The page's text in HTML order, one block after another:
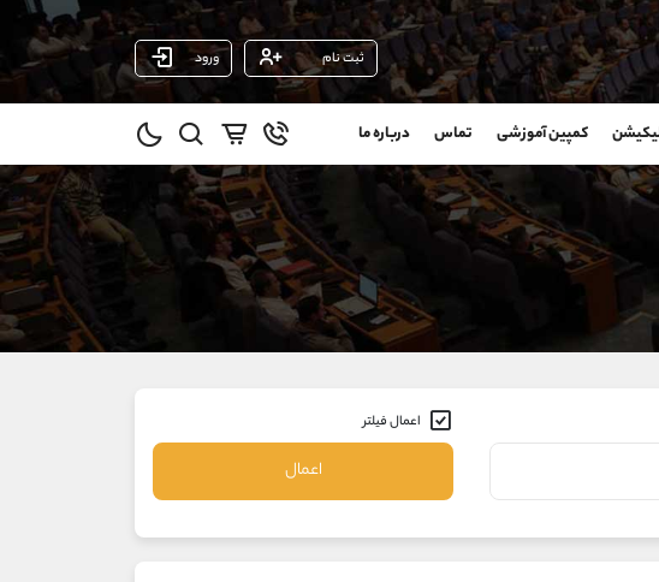
ثبت نام ورود
کمپین آموزشی تماس درباره ما
اعمال فیلتر
اعمال
شروع گفتگو
118
(فائزه تهرانی)
09101364784
واتساپ شروع گفتگو
تلگرام @Armteam_admin_104
021-22021030
@alireza.mehrabii
@alirezamehrabi_com
@alirezamehrabi_official